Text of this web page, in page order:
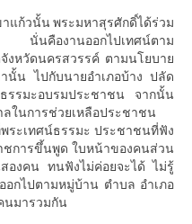
แก้วนั้น พระมหาสุรศักดิ์ได้ร่วม
นั่นคืองานออกไปเทศน์ตาม
งหวัดนครสวรรค์ ตามนโยบาย
นั้น ไปกับนายอำเภอบ้าง ปลัด
รรมะอบรมประชาชน จากนั้น
ในการช่วยเหลือประชาชน
ระเทศน์ธรรมะ ประชาชนที่ฟัง
ชการขึ้นพูด ใบหน้าของคนส่วน
องคน ทนฟังไม่ค่อยจะได้ ไม่รู้
อกไปตามหมู่บ้าน ตำบล อำเภอ
นมารวมกัน